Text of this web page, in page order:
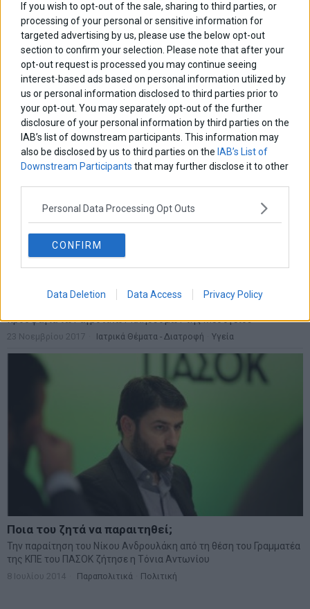
If you wish to opt-out of the sale, sharing to third parties, or
processing of your personal or sensitive information for
targeted advertising by us, please use the below opt-out
section to confirm your selection. Please note that after your
opt-out request is processed you may continue seeing
interest-based ads based on personal information utilized by
us or personal information disclosed to third parties prior to
your opt-out. You may separately opt-out of the further
disclosure of your personal information by third parties on the
IAB’s list of downstream participants. This information may
also be disclosed by us to third parties on the IAB’s List of
Downstream Participants that may further disclose it to other
Personal Data Processing Opt Outs
CONFIRM
Data Deletion Data Access Privacy Policy
Η θρεπτική αξία της ελιάς
Η ελιά είναι ένα αγαπημένο τρόφιμο των Ελλήνων και βασικό
συστατικό της πολύτιμης μεσογειακής διατροφής
18 Οκτωβρίου 2020 Ιατρικά Θέματα - Διατροφή · Υγεία
Η πλούσια διατροφική αξία της ελιάς
προσφάγια των αγροτικών πληθυσμών της Μεσογείου
23 Νοεμβρίου 2017 Ιατρικά Θέματα - Διατροφή Υγεία
Ποια του ζητά να παραιτηθεί;
Την παραίτηση του Νίκου Ανδρουλάκη από τη θέση του Γραμματέα
της ΚΠΕ του ΠΑΣΟΚ ζήτησε η Τόνια Αντωνίου
8 Ιουλίου 2014 Παραπολιτικά Πολιτική